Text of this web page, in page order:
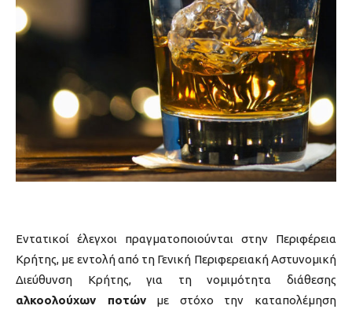
Εντατικοί έλεγχοι πραγματοποιούνται στην Περιφέρεια
Κρήτης, με εντολή από τη Γενική Περιφερειακή Αστυνομική
Διεύθυνση Κρήτης, για τη νομιμότητα διάθεσης
αλκοολούχων ποτώνμε στόχο την καταπολέμηση